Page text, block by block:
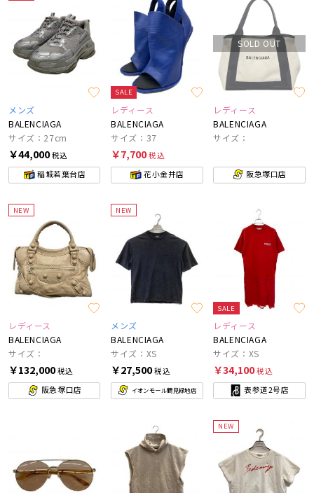
メンズ
BALENCIAGA
サイズ：27cm
￥44,000税込
稲城若葉台店
SALE
レディース
BALENCIAGA
サイズ：37
￥7,700税込
花小金井店
SOLD OUT
レディース
BALENCIAGA
サイズ：
阪急塚口店
NEW
レディース
BALENCIAGA
サイズ：
￥132,000税込
阪急塚口店
NEW
メンズ
BALENCIAGA
サイズ：XS
￥27,500税込
イオンモール鶴見緑地店
SALE
レディース
BALENCIAGA
サイズ：XS
￥34,100税込
表参道2号店
NEW